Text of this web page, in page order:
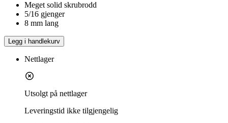
Meget solid skrubrodd
5/16 gjenger
8 mm lang
Legg i handlekurv
Nettlager
Utsolgt på nettlager
Leveringstid ikke tilgjengelig